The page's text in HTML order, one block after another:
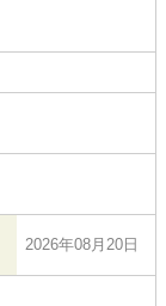
2026年08月20日